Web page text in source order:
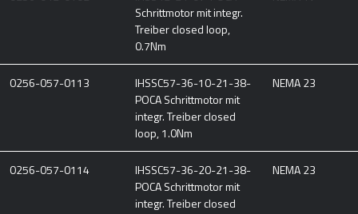
Schrittmotor mit integr.
Treiber closed loop,
0.7Nm
0256-057-0113
IHSSC57-36-10-21-38-
POCA Schrittmotor mit
integr. Treiber closed
loop, 1.0Nm
NEMA 23
0256-057-0114
IHSSC57-36-20-21-38-
POCA Schrittmotor mit
integr. Treiber closed
NEMA 23